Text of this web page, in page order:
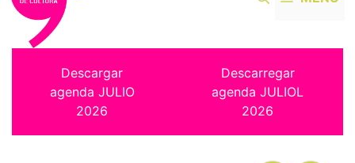
Descargar
agenda JULIO
2026
Descarregar
agenda JULIOL
2026